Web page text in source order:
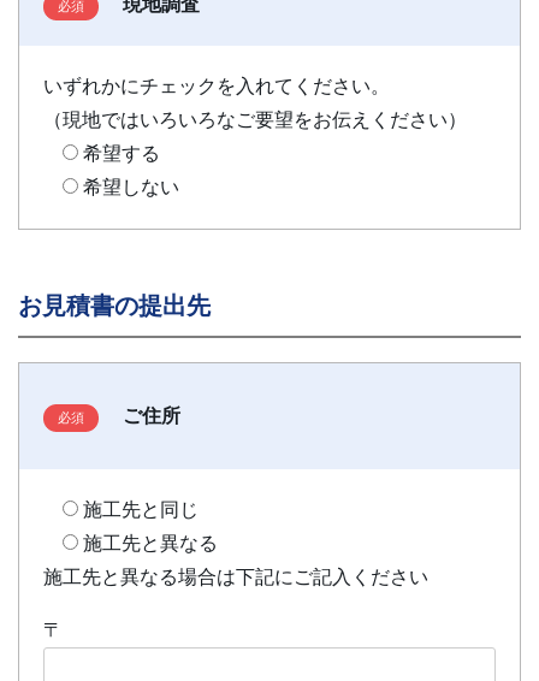
現地調査
いずれかにチェックを入れてください。
（現地ではいろいろなご要望をお伝えください）
希望する
希望しない
お見積書の提出先
ご住所
施工先と同じ
施工先と異なる
施工先と異なる場合は下記にご記入ください
〒